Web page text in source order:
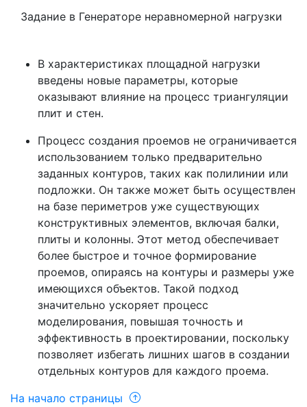
Задание в Генераторе неравномерной нагрузки
В характеристиках площадной нагрузки
введены новые параметры, которые
оказывают влияние на процесс триангуляции
плит и стен.
Процесс создания проемов не ограничивается
использованием только предварительно
заданных контуров, таких как полилинии или
подложки. Он также может быть осуществлен
на базе периметров уже существующих
конструктивных элементов, включая балки,
плиты и колонны. Этот метод обеспечивает
более быстрое и точное формирование
проемов, опираясь на контуры и размеры уже
имеющихся объектов. Такой подход
значительно ускоряет процесс
моделирования, повышая точность и
эффективность в проектировании, поскольку
позволяет избегать лишних шагов в создании
отдельных контуров для каждого проема.
На начало страницы